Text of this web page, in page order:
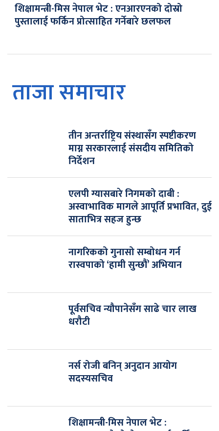
शिक्षामन्त्री-मिस नेपाल भेट : एनआरएनको दोस्रो
पुस्तालाई फर्किन प्रोत्साहित गर्नेबारे छलफल
ताजा समाचार
तीन अन्तर्राष्ट्रिय संस्थासँग स्पष्टीकरण
माग्न सरकारलाई संसदीय समितिको
निर्देशन
एलपी ग्यासबारे निगमको दाबी :
अस्वाभाविक मागले आपूर्ति प्रभावित, दुई
साताभित्र सहज हुन्छ
नागरिकको गुनासो सम्बोधन गर्न
रास्वपाको ‘हामी सुन्छौं’ अभियान
पूर्वसचिव न्यौपानेसँग साढे चार लाख
धरौटी
नर्स रोजी बनिन् अनुदान आयोग
सदस्यसचिव
शिक्षामन्त्री-मिस नेपाल भेट :